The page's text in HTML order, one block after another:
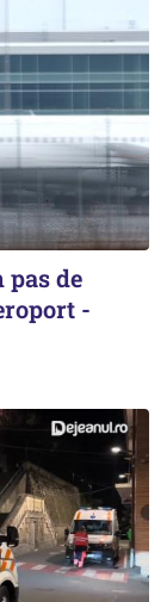
pas de
-